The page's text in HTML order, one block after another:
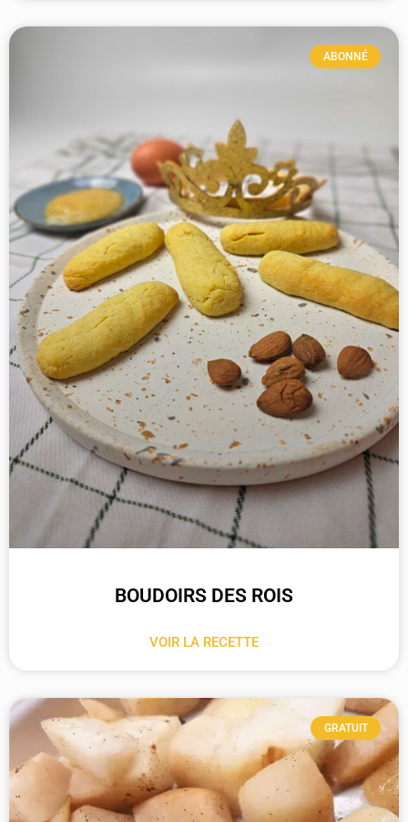
ABONNÉ
BOUDOIRS DES ROIS
VOIR LA RECETTE
GRATUIT